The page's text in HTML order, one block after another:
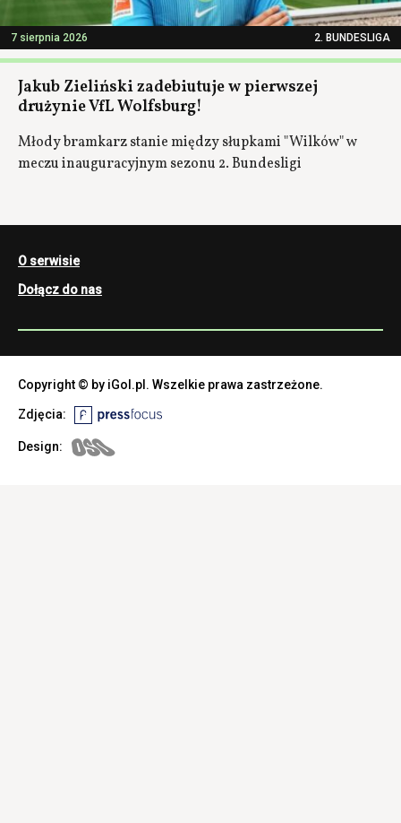
7 sierpnia 2026 2. BUNDESLIGA
Jakub Zieliński zadebiutuje w pierwszej
drużynie VfL Wolfsburg!
Młody bramkarz stanie między słupkami "Wilków" w
meczu inauguracyjnym sezonu 2. Bundesligi
O serwisie
Dołącz do nas
Copyright © by iGol.pl. Wszelkie prawa zastrzeżone.
Zdjęcia:
Design: